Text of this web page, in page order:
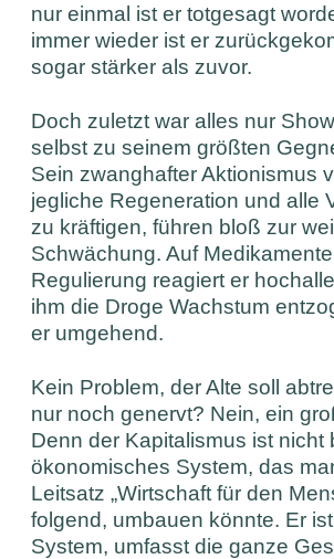
nur einmal ist er totgesagt
immer wieder ist er
sogar stärker als zuvor.
Doch zuletzt war alles nur
selbst zu seinem größten
Sein zwanghafter Aktionismus
jegliche Regeneration und alle
zu kräftigen, führen bloß zur
Schwächung. Auf
Regulierung reagiert er
ihm die Droge Wachstum
er umgehend.
Kein Problem, der Alte soll
nur noch genervt? Nein, ein
Denn der Kapitalismus ist nicht
ökonomisches System, das
Leitsatz „Wirtschaft für den
folgend, umbauen könnte. Er
System, umfasst die ganze